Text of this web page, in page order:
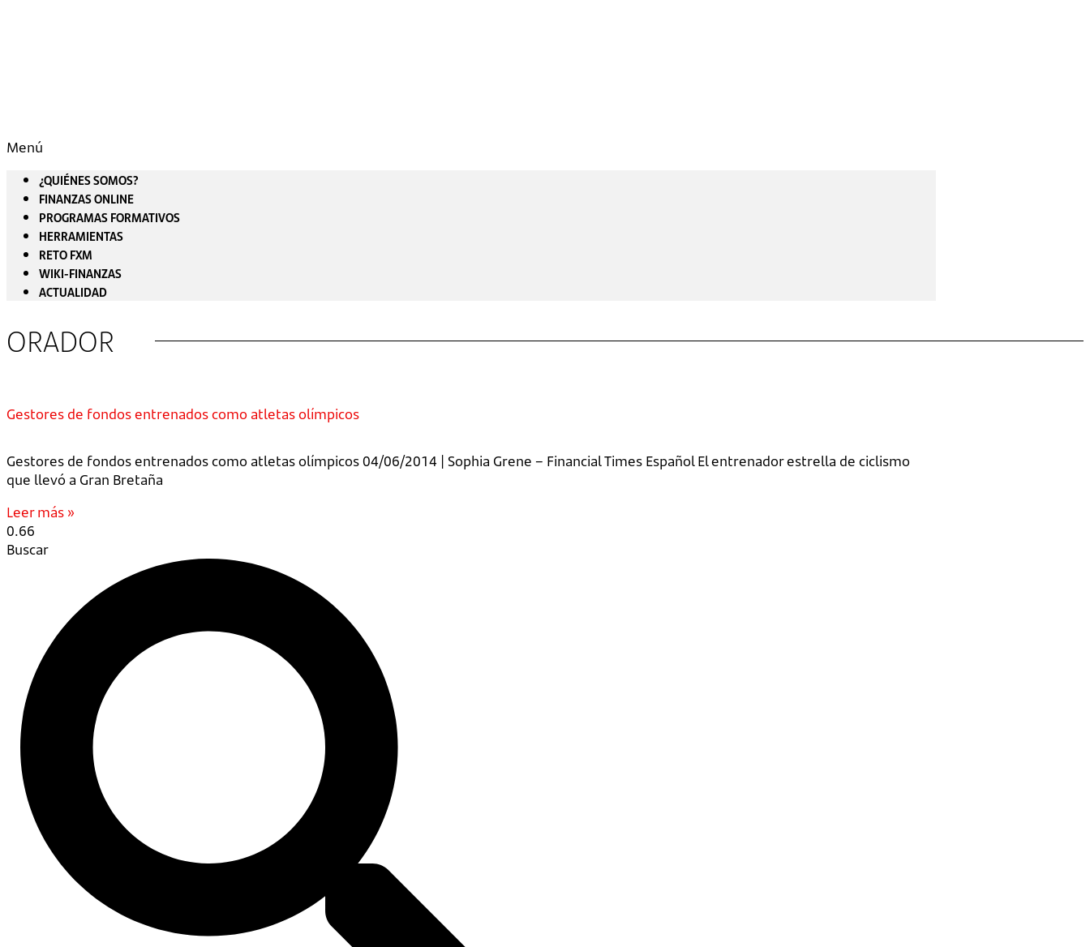
Menú
¿QUIÉNES SOMOS?
FINANZAS ONLINE
PROGRAMAS FORMATIVOS
HERRAMIENTAS
RETO FXM
WIKI-FINANZAS
ACTUALIDAD
ORADOR
Gestores de fondos entrenados como atletas olímpicos
Gestores de fondos entrenados como atletas olímpicos 04/06/2014 | Sophia Grene – Financial Times Español El entrenador estrella de ciclismo
que llevó a Gran Bretaña
Leer más »
Buscar